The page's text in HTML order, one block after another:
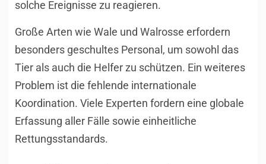
solche Ereignisse zu reagieren.
Große Arten wie Wale und Walrosse erfordern
besonders geschultes Personal, um sowohl das
Tier als auch die Helfer zu schützen. Ein weiteres
Problem ist die fehlende internationale
Koordination. Viele Experten fordern eine globale
Erfassung aller Fälle sowie einheitliche
Rettungsstandards.